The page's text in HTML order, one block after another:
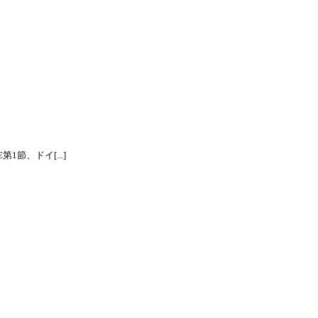
1節、ドイ[...]